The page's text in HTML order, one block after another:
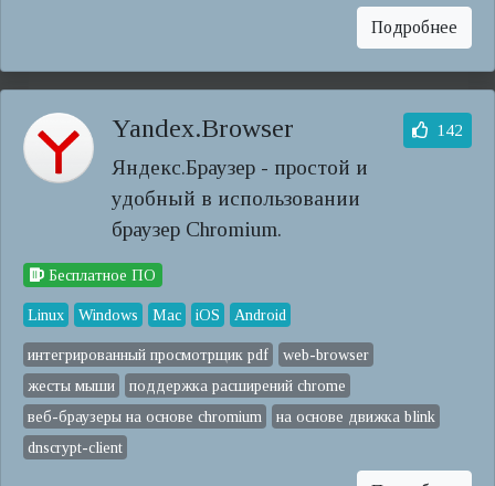
Подробнее
Yandex.Browser
Яндекс.Браузер - простой и
удобный в использовании
браузер Chromium.
142
Бесплатное ПО
Linux Windows Mac iOS Android
интегрированный просмотрщик pdf
web-browser
жесты мыши
поддержка расширений chrome
веб-браузеры на основе chromium
на основе движка blink
dnscrypt-client